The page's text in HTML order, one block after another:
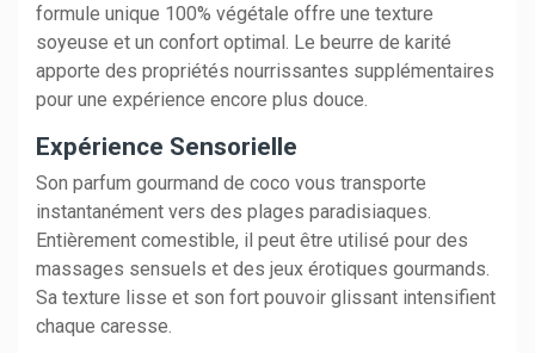
formule unique 100% végétale offre une texture
soyeuse et un confort optimal. Le beurre de karité
apporte des propriétés nourrissantes supplémentaires
pour une expérience encore plus douce.
Expérience Sensorielle
Son parfum gourmand de coco vous transporte
instantanément vers des plages paradisiaques.
Entièrement comestible, il peut être utilisé pour des
massages sensuels et des jeux érotiques gourmands.
Sa texture lisse et son fort pouvoir glissant intensifient
chaque caresse.